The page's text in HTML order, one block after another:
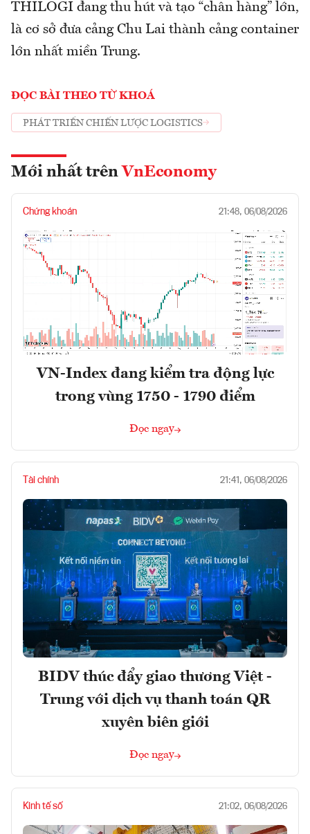
THILOGI đang thu hút và tạo “chân hàng” lớn,
là cơ sở đưa cảng Chu Lai thành cảng container
lớn nhất miền Trung.
ĐỌC BÀI THEO TỪ KHOÁ
PHÁT TRIỂN CHIẾN LƯỢC LOGISTICS
Mới nhất trên VnEconomy
Chứng khoán 21:48, 06/08/2026
VN-Index đang kiểm tra động lực
trong vùng 1750 - 1790 điểm
Đọc ngay
Tài chính 21:41, 06/08/2026
BIDV thúc đẩy giao thương Việt -
Trung với dịch vụ thanh toán QR
xuyên biên giới
Đọc ngay
Kinh tế số 21:02, 06/08/2026